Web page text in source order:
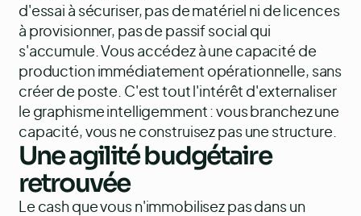
d'essai à sécuriser, pas de matériel ni de licences
à provisionner, pas de passif social qui
s'accumule. Vous accédez à une capacité de
production immédiatement opérationnelle, sans
créer de poste. C'est tout l'intérêt d'externaliser
le graphisme intelligemment : vous branchez une
capacité, vous ne construisez pas une structure.
Une agilité budgétaire
retrouvée
Le cash que vous n'immobilisez pas dans un